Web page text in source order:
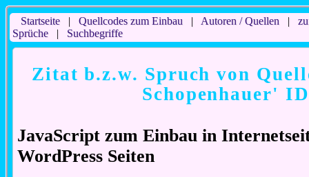
Startseite| Quellcodes zum Einbau | Autoren / Quellen |
Sprüche| Suchbegriffe
Zitat b.z.w. Spruch von
Schopenhauer'
JavaScript zum Einbau in
WordPress Seiten